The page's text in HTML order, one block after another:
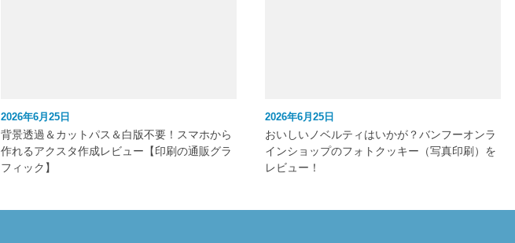
2026年6月25日
背景透過＆カットパス＆白版不要！スマホから
作れるアクスタ作成レビュー【印刷の通販グラ
フィック】
2026年6月25日
おいしいノベルティはいかが？バンフーオンラ
インショップのフォトクッキー（写真印刷）を
レビュー！